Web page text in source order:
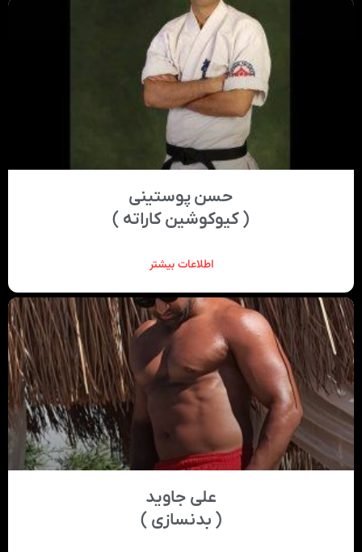
حسن پوستینی
( کیوکوشین کاراته )
اطلاعات بیشتر
علی جاوید
( بدنسازی )